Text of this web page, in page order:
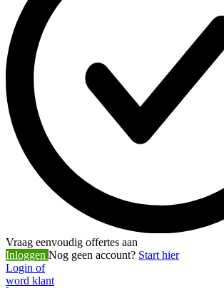
Vraag eenvoudig offertes aan
Inloggen Nog geen account? Start hier
Login of
word klant